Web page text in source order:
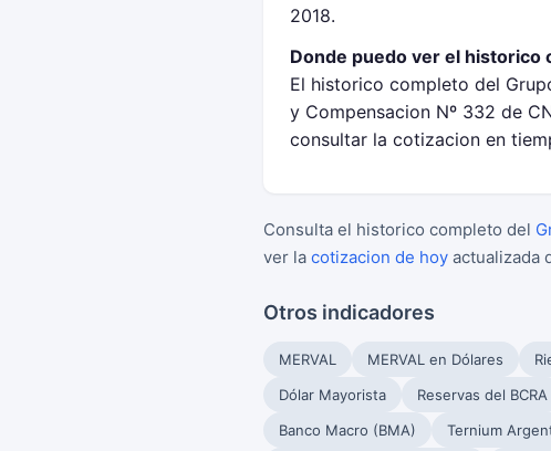
2018.
Donde puedo ver el historico
El historico completo del
y Compensacion Nº 332 de
consultar la cotizacion en
Consulta el historico completo del
ver la cotizacion de hoy actualizada
Otros indicadores
MERVAL MERVAL en Dólares
Dólar Mayorista
Reservas del BCRA
Banco Macro (BMA)
Ternium